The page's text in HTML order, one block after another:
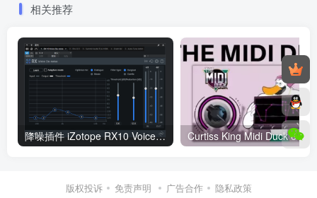
相关推荐
降噪插件 iZotope RX10 Voice De-noise WIN
版权投诉 免责声明 广告合作 隐私政策